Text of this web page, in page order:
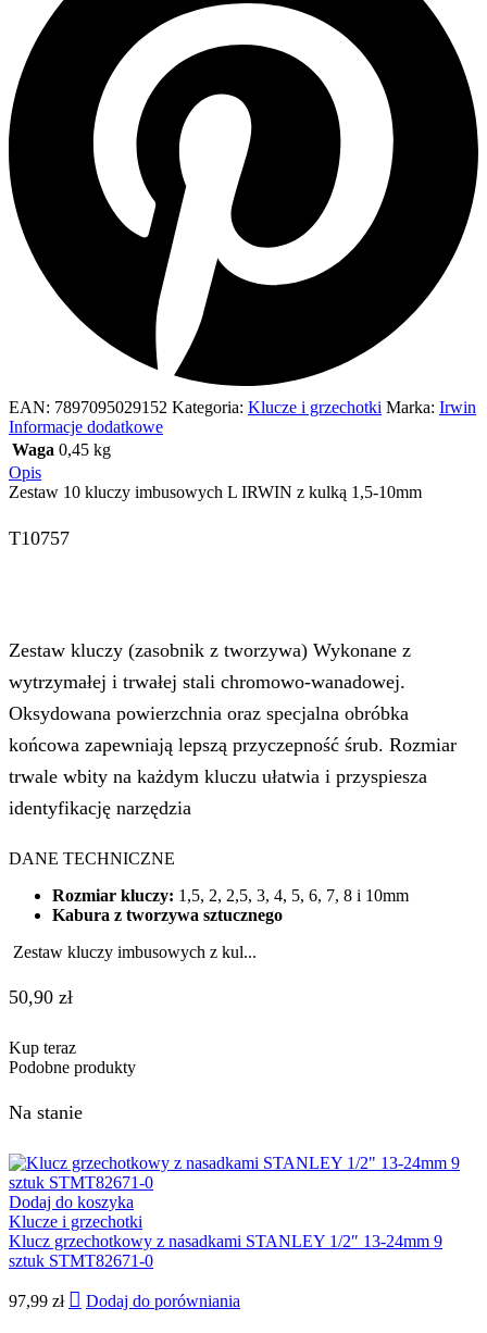
EAN: 7897095029152 Kategoria: Klucze i grzechotki Marka: Irwin
Informacje dodatkowe
Waga 0,45 kg
Opis
Zestaw 10 kluczy imbusowych L IRWIN z kulką 1,5-10mm
T10757
Zestaw kluczy (zasobnik z tworzywa) Wykonane z
wytrzymałej i trwałej stali chromowo-wanadowej.
Oksydowana powierzchnia oraz specjalna obróbka
końcowa zapewniają lepszą przyczepność śrub. Rozmiar
trwale wbity na każdym kluczu ułatwia i przyspiesza
identyfikację narzędzia
DANE TECHNICZNE
Rozmiar kluczy: 1,5, 2, 2,5, 3, 4, 5, 6, 7, 8 i 10mm
Kabura z tworzywa sztucznego
Zestaw kluczy imbusowych z kul...
50,90 zł
Kup teraz
Podobne produkty
Na stanie
Dodaj do koszyka
Klucze i grzechotki
Klucz grzechotkowy z nasadkami STANLEY 1/2″ 13-24mm 9
sztuk STMT82671-0
97,99 zł Dodaj do porówniania